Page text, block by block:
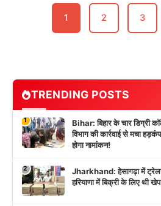
1 2 3
TRENDING POSTS
1
Bihar: बिहार के चार डिग्री
विभाग की कार्रवाई से मचा
होगा नामांकन!
2
Jharkhand: हेसागढ़ा में
हरियाणा में बिक्री के लिए थी